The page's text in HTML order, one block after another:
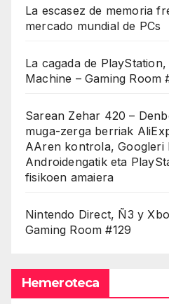
La escasez de memoria
mercado mundial de PCs
La cagada de
Machine – Gaming Room
Sarean Zehar 420 –
muga-zerga berriak
AAren kontrola, Googleri
Androidengatik eta
fisikoen amaiera
Nintendo Direct, Ñ3 y
Gaming Room #129
Hemeroteca